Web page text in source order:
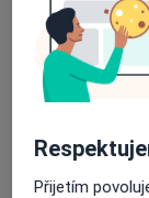
Nízké
Pacienti, které
Dospělí
Typ návštěv
Přijetím